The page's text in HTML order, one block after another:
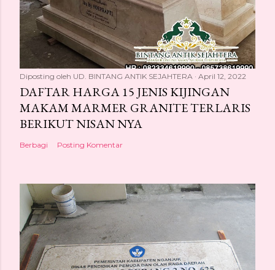
Diposting oleh UD. BINTANG ANTIK SEJAHTERA April 12, 2022
DAFTAR HARGA 15 JENIS KIJINGAN
MAKAM MARMER GRANITE TERLARIS
BERIKUT NISAN NYA
Berbagi Posting Komentar